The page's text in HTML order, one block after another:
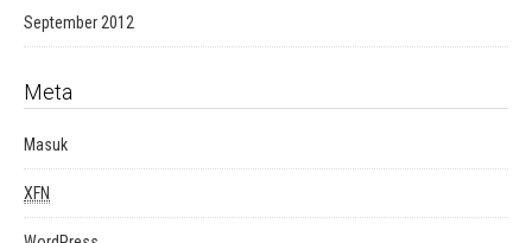
September 2012
Meta
Masuk
XFN